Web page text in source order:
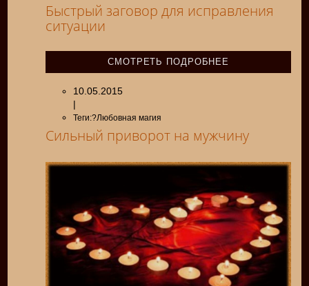
Быстрый заговор для исправления
ситуации
СМОТРЕТЬ ПОДРОБНЕЕ
10.05.2015
|
Теги:?Любовная магия
Сильный приворот на мужчину